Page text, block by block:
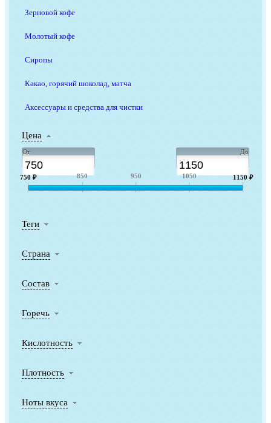
Зерновой кофе
Молотый кофе
Сиропы
Какао, горячий шоколад, матча
Аксессуары и средства для чистки
Цена
От До
750 ₽ 850 950 1050 1150 ₽
Теги
Страна
Состав
Горечь
Кислотность
Плотность
Ноты вкуса